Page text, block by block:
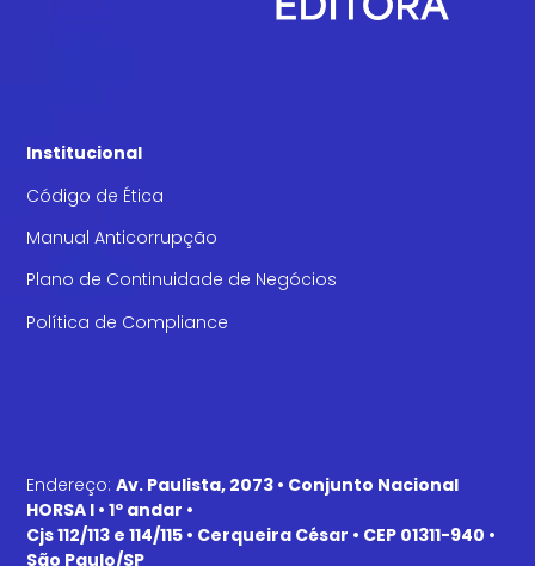
Endereço:Av. Paulista, 2073 • Conjunto Nacional
HORSA I • 1º andar •
Cjs 112/113 e 114/115 • Cerqueira César • CEP 01311-940 •
São Paulo/SP
Institucional
Código de Ética
Manual Anticorrupção
Plano de Continuidade de Negócios
Política de Compliance